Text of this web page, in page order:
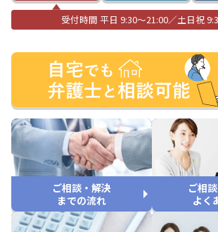
受付時間 平日 9:30〜21:00／土日祝
ご相談・解決
までの流れ
ご相
よく